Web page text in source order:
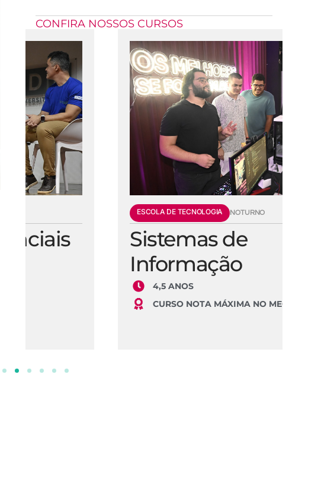
CONFIRA NOSSOS CURSOS
ESCOLA DE TECNOLOGIA NOTURNO
Sistemas de
Informação
CURSO NOTA MÁXIMA NO MEC